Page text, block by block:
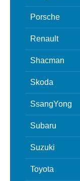
Porsche
Renault
Shacman
Skoda
SsangYong
Subaru
Suzuki
Toyota